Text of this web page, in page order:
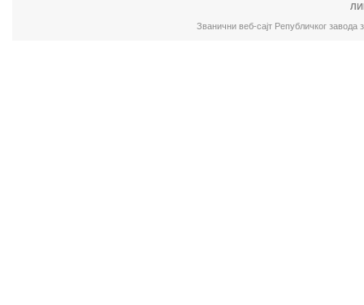
Званични веб-сајт Републичког